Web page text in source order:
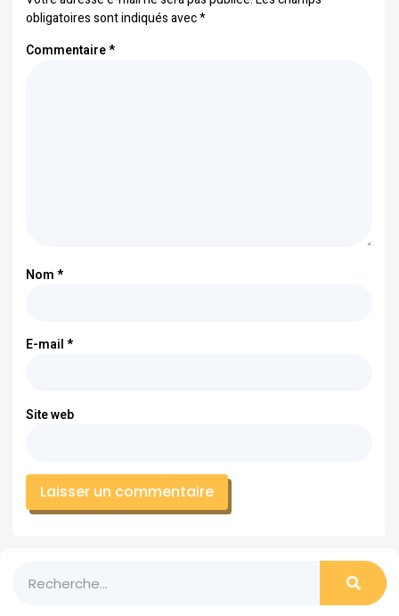
obligatoires sont indiqués avec*
Commentaire*
Nom*
E-mail*
Site web